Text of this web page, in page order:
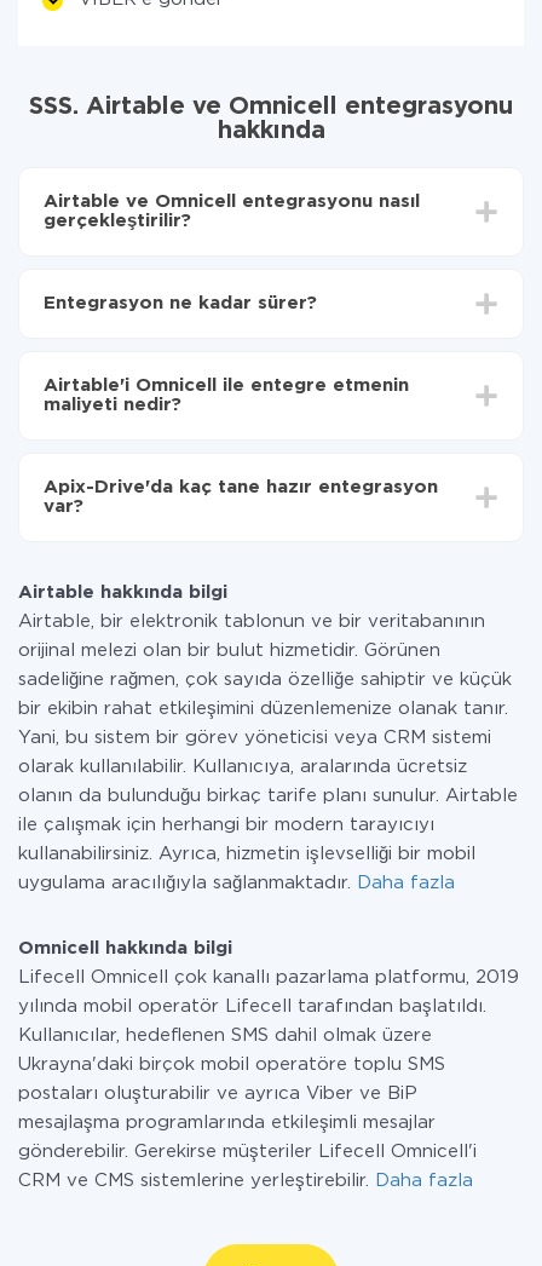
SSS. Airtable ve Omnicell entegrasyonu
hakkında
Airtable ve Omnicell entegrasyonu nasıl
gerçekleştirilir?
seçin
Omnicell'ye aktarılacaktır.
Entegrasyon ne kadar sürer?
olarak, 10-15 dakika sürer.
Airtable'i Omnicell ile entegre etmenin
maliyeti nedir?
Hizmetimiz aracılığıyla yalnızca bir sisteminizden
diğerine aktarılan veri miktarı için ödeme yaparsınız.
Apix-Drive'da kaç tane hazır entegrasyon
var?
Airtable hakkında bilgi
Airtable, bir elektronik tablonun ve bir veritabanının
orijinal melezi olan bir bulut hizmetidir. Görünen
sadeliğine rağmen, çok sayıda özelliğe sahiptir ve küçük
bir ekibin rahat etkileşimini düzenlemenize olanak tanır.
Yani, bu sistem bir görev yöneticisi veya CRM sistemi
olarak kullanılabilir. Kullanıcıya, aralarında ücretsiz
olanın da bulunduğu birkaç tarife planı sunulur. Airtable
ile çalışmak için herhangi bir modern tarayıcıyı
kullanabilirsiniz. Ayrıca, hizmetin işlevselliği bir mobil
uygulama aracılığıyla sağlanmaktadır.
Daha fazla
Omnicell hakkında bilgi
Lifecell Omnicell çok kanallı pazarlama platformu, 2019
yılında mobil operatör Lifecell tarafından başlatıldı.
Kullanıcılar, hedeflenen SMS dahil olmak üzere
Ukrayna'daki birçok mobil operatöre toplu SMS
postaları oluşturabilir ve ayrıca Viber ve BiP
mesajlaşma programlarında etkileşimli mesajlar
gönderebilir. Gerekirse müşteriler Lifecell Omnicell'i
CRM ve CMS sistemlerine yerleştirebilir.
Daha fazla